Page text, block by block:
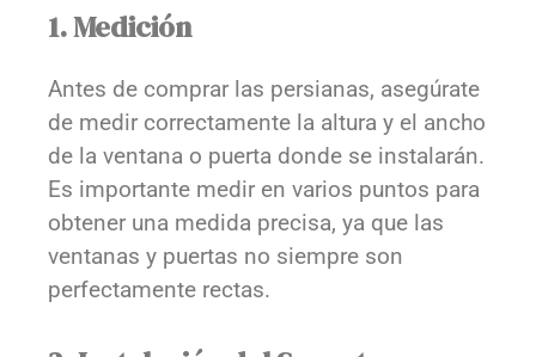
1. Medición
Antes de comprar las persianas, asegúrate
de medir correctamente la altura y el ancho
de la ventana o puerta donde se instalarán.
Es importante medir en varios puntos para
obtener una medida precisa, ya que las
ventanas y puertas no siempre son
perfectamente rectas.